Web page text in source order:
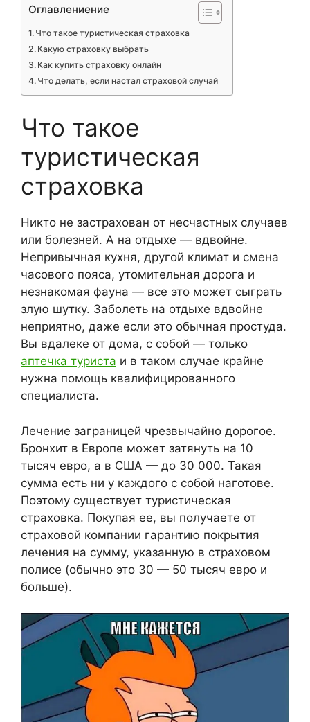
Оглавлениение
Что такое туристическая страховка
Какую страховку выбрать
Как купить страховку онлайн
Что делать, если настал страховой случай
Что такое
туристическая
страховка
Никто не застрахован от несчастных случаев
или болезней. А на отдыхе — вдвойне.
Непривычная кухня, другой климат и смена
часового пояса, утомительная дорога и
незнакомая фауна — все это может сыграть
злую шутку. Заболеть на отдыхе вдвойне
неприятно, даже если это обычная простуда.
Вы вдалеке от дома, с собой — только
аптечка туриста и в таком случае крайне
нужна помощь квалифицированного
специалиста.
Лечение заграницей чрезвычайно дорогое.
Бронхит в Европе может затянуть на 10
тысяч евро, а в США — до 30 000. Такая
сумма есть ни у каждого с собой наготове.
Поэтому существует туристическая
страховка. Покупая ее, вы получаете от
страховой компании гарантию покрытия
лечения на сумму, указанную в страховом
полисе (обычно это 30 — 50 тысяч евро и
больше).